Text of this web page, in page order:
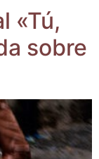
«Tú,
sobre